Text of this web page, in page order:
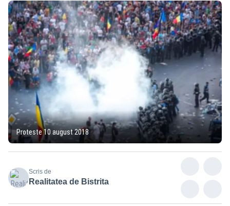
Proteste 10 august 2018
Scris de
Realitatea de Bistrita